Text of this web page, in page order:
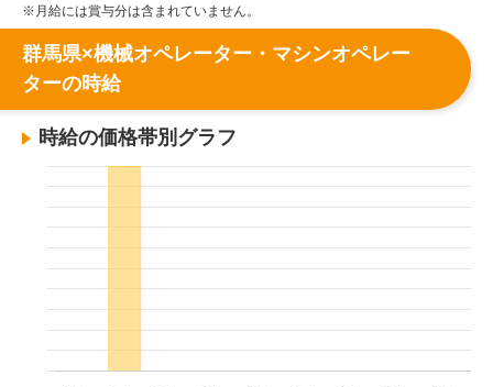
※月給には賞与分は含まれていません。
群馬県×機械オペレーター・マシンオペレー
ターの時給
時給の価格帯別グラフ